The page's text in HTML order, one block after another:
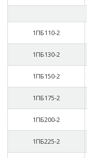
1ПБ110-2
1ПБ130-2
1ПБ150-2
1ПБ175-2
1ПБ200-2
1ПБ225-2